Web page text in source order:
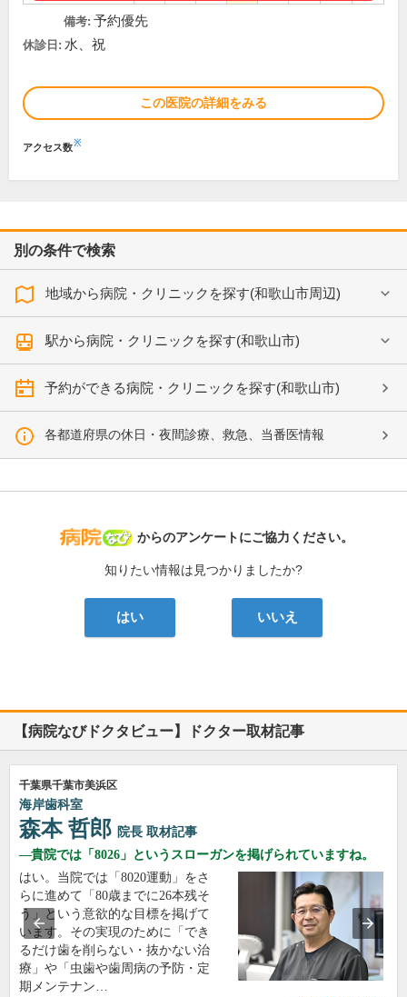
備考: 予約優先
休診日: 水、祝
この医院の詳細をみる
アクセス数※
別の条件で検索
地域から病院・クリニックを探す(和歌山市周辺)
駅から病院・クリニックを探す(和歌山市)
予約ができる病院・クリニックを探す(和歌山市)
各都道府県の休日・夜間診療、救急、当番医情報
病院なび
からのアンケートにご協力ください。
知りたい情報は見つかりましたか?
はい いいえ
【病院なびドクタビュー】ドクター取材記事
千葉県千葉市美浜区
海岸歯科室
森本 哲郎 院長 取材記事
貴院では「8026」というスローガンを掲げられていますね。
はい。当院では「8020運動」をさ
らに進めて「80歳までに26本残そ
う」という意欲的な目標を掲げて
います。その実現のために「でき
るだけ歯を削らない・抜かない治
療」や「虫歯や歯周病の予防・定
期メンテナン…